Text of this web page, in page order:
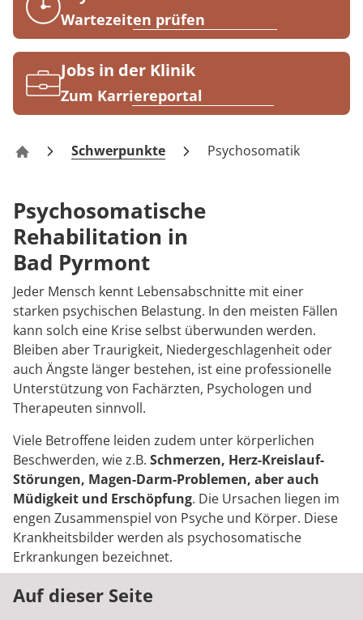
Blog
Karriere
Wartezeiten prüfen
Jobs in der Klinik
Zum Karriereportal
Zentrum für Verhaltensmedizin Bad Pyrmont –
Schwerpunkte Psychosomatik
Psychosomatische
Rehabilitation in
Bad Pyrmont
Jeder Mensch kennt Lebensabschnitte mit einer
starken psychischen Belastung. In den meisten Fällen
kann solch eine Krise selbst überwunden werden.
Bleiben aber Traurigkeit, Niedergeschlagenheit oder
auch Ängste länger bestehen, ist eine professionelle
Unterstützung von Fachärzten, Psychologen und
Therapeuten sinnvoll.
Viele Betroffene leiden zudem unter körperlichen
Beschwerden, wie z.B. Schmerzen, Herz-Kreislauf-
Störungen, Magen-Darm-Problemen, aber auch
Müdigkeit und Erschöpfung. Die Ursachen liegen im
engen Zusammenspiel von Psyche und Körper. Diese
Krankheitsbilder werden als psychosomatische
Erkrankungen bezeichnet.
Auf dieser Seite